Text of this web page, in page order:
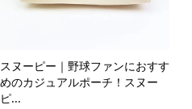
スヌーピー｜野球ファンにおすす
めのカジュアルポーチ！スヌー
ピ...